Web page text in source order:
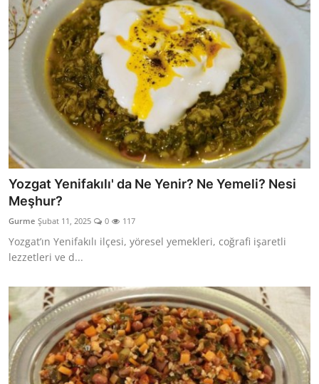
Temel Gıda ve Ürün Rehberleri
İçecek Kültürü & Barista
Yöresel Tarifler & Ev Yemekleri
Gıda Güvenliği & Sağlık
İçecek Kültürü & Rehberleri
Popüler Kültür & Mutfak Tarihi
Mutfak Temizliği & Pratik Bilgiler
Anne & Bebek Beslenmesi
Mutfak Sırları & Teknikler
Gıda Sözlüğü & Nedir?
Yemek Tarifleri & Menüler
Yozgat Yenifakılı' da Ne Yenir? Ne Yemeli? Nesi
Meşhur?
Gurme Şubat 11, 2025 0 117
Yozgat’ın Yenifakılı ilçesi, yöresel yemekleri, coğrafi işaretli
lezzetleri ve d...